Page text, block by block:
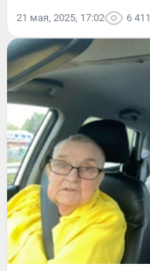
21 мая, 2025, 17:02 6 411